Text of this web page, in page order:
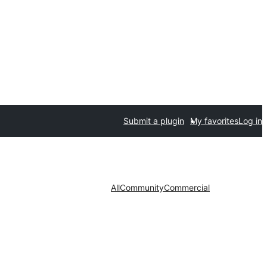
Submit a plugin My favoritesLog in
AllCommunityCommercial